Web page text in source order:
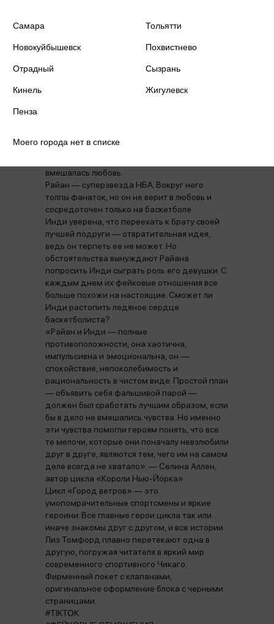
НАРКОТИЧЕСКИХ СРЕДСТВ,
ПРИЧИНЯЕТ ВРЕД ЗДОРОВЬЮ, ИХ
ВЛЕЧЕТ УСТАНОВЛЕННУЮ
Фейковые отношения с красивым
вмешалась любовь.
Райан — суперзвезда НБА. Вокруг него
толпы фанаток, но он не верит в любовь и
сосредоточен только на баскетболе.
Инди уверена, что переехать к брату своей
лучшей подруги — отвратительная идея,
ведь он терпеть ее не может. Но
обстоятельства вынуждают Райана
попросить Инди сыграть роль его девушки. С
каждым днем их фейковые отношения все
больше похожи на настоящие. Сможет ли
Инди растопить ледяное сердце
баскетболиста?
«Райан и Инди — полные
противоположности, она хаотична,
импульсивна и эмоциональна, он —
спокойствие, непоколебимость и
рациональность в чистом виде. Простой план
— объявить себя фальшивой парой —
должен был сработать лучшим образом, если
бы в дело не вмешались чувства. Но именно
эти чувства помогли героям понять, что все
те мелочи, которые они поначалу невзлюбили
друг в друге, являются тем, чего им на самом
деле всегда не хватало». — Селина Аллен,
автор цикла «Короли Нью-Йорка»
Цикл «Город ветров» — это
умопомрачительные спортсмены и яркие
героини. Все главные герои цикла так или
иначе знакомы друг с другом, и все истории
Лиз Томфорд плавно перетекают одна в
другую, погружая читателя в яркий мир
современного спортивного Чикаго.
Фирменный покет с клапанами,
оригинальное оформление блока с черными
страницами.
#TIKTOK
Самара Тольятти
Новокуйбышевск Похвистнево
Отрадный Сызрань
Кинель Жигулевск
Пенза
Моего города нет в списке